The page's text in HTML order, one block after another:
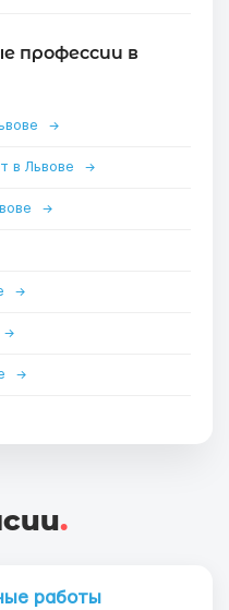
профессии в
→
в Львове →
→
→
→
→
.
работы